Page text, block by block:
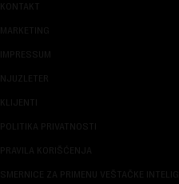
KONTAKT
MARKETING
IMPRESSUM
NJUZLETER
KLIJENTI
POLITIKA PRIVATNOSTI
PRAVILA KORIŠĆENJA
SMERNICE ZA PRIMENU VEŠTAČKE